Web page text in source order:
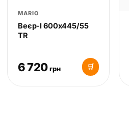
MARIO
Веєр-І 600х445/55
TR
6 720 грн 🛒